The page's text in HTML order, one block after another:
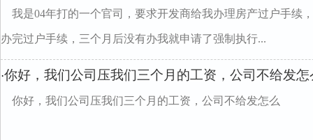
我是04年打的一个官司，要求开发商给我办理房产过户手续
办完过户手续，三个月后没有办我就申请了强制执行...
·你好，我们公司压我们三个月的工资，公司不给发怎
你好，我们公司压我们三个月的工资，公司不给发怎么